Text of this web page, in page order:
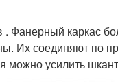
Фанерный каркас
Их соединяют по
можно усилить